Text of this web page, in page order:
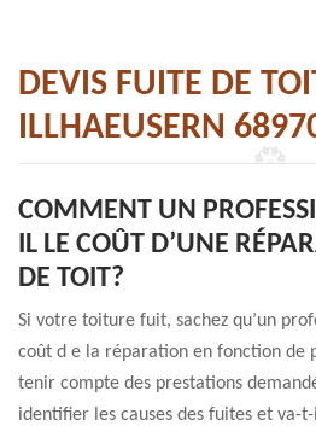
DEVIS FUITE DE
ILLHAEUSERN
COMMENT UN
IL LE COÛT D’UNE
DE TOIT?
Si votre toiture fuit, sachez qu’un
coût d e la réparation en fonction de
tenir compte des prestations
identifier les causes des fuites et va-